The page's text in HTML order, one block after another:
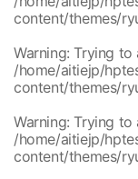
/home/aitiejp/
content/themes/
/home/aitiejp/
content/themes/
/home/aitiejp/
content/themes/
/home/aitiejp/
content/themes/
/home/aitiejp/
content/themes/
content/themes/
Warning: Trying to
/home/aitiejp/
content/themes/
Warning: Trying to
/home/aitiejp/
content/themes/